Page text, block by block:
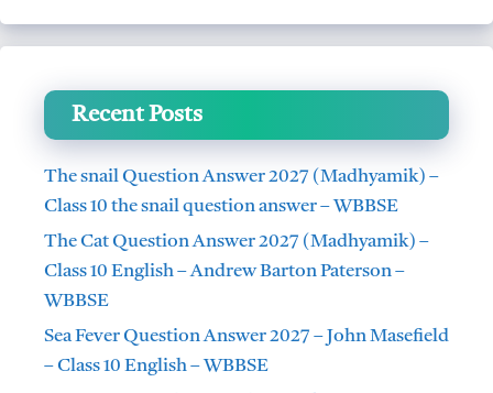
Recent Posts
The snail Question Answer 2027 (Madhyamik) –
Class 10 the snail question answer – WBBSE
The Cat Question Answer 2027 (Madhyamik) –
Class 10 English – Andrew Barton Paterson –
WBBSE
Sea Fever Question Answer 2027 – John Masefield
– Class 10 English – WBBSE